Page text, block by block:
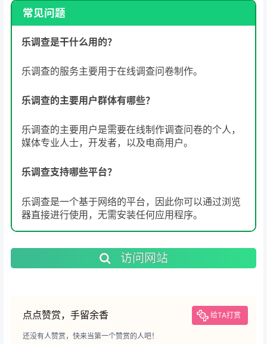
常见问题
乐调查是干什么用的？
乐调查的服务主要用于在线调查问卷制作。
乐调查的主要用户群体有哪些？
乐调查的主要用户是需要在线制作调查问卷的个人，
媒体专业人士，开发者，以及电商用户。
乐调查支持哪些平台？
乐调查是一个基于网络的平台，因此你可以通过浏览
器直接进行使用，无需安装任何应用程序。
访问网站
点点赞赏，手留余香 给TA打赏
还没有人赞赏，快来当第一个赞赏的人吧！